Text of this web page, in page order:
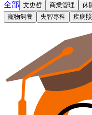
全部 文史哲 商業管理 休
寵物飼養
失智專科 疾病